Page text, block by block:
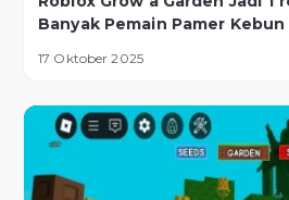
Banyak Pemain Pamer
17 Oktober 2025